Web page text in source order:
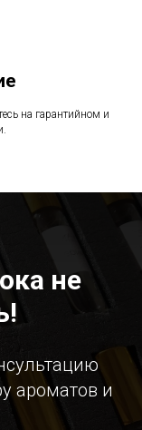
на гарантийном и
не
ароматов и